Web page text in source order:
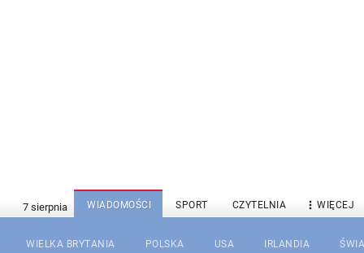
WIADOMOŚCI SPORT CZYTELNIA  WIĘCEJ
WIELKA BRYTANIA POLSKA USA IRLANDIA